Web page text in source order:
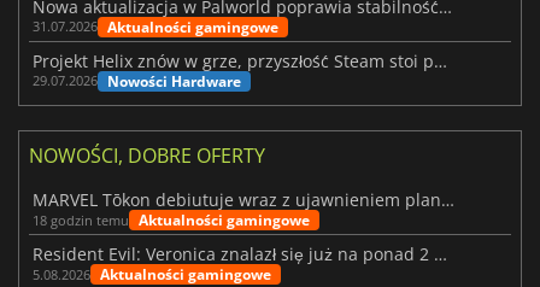
Nowa aktualizacja w Palworld poprawia stabilność Sunreach i walk z bossami
31.07.2026 Aktualności gamingowe
Projekt Helix znów w grze, przyszłość Steam stoi pod znakiem zapytania
29.07.2026 Nowości Hardware
NOWOŚCI, DOBRE OFERTY
MARVEL Tōkon debiutuje wraz z ujawnieniem planu rozwoju na pierwszy rok
18 godzin temu Aktualności gamingowe
Resident Evil: Veronica znalazł się już na ponad 2 milionach list życzeń
5.08.2026 Aktualności gamingowe